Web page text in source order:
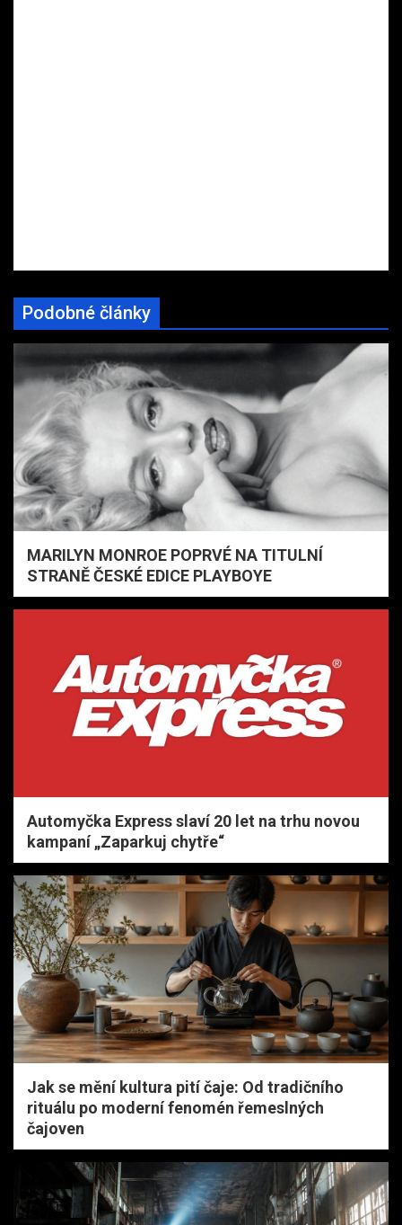
Podobné články
MARILYN MONROE POPRVÉ NA TITULNÍ
STRANĚ ČESKÉ EDICE PLAYBOYE
Automyčka Express slaví 20 let na trhu novou
kampaní „Zaparkuj chytře“
Jak se mění kultura pití čaje: Od tradičního
rituálu po moderní fenomén řemeslných
čajoven